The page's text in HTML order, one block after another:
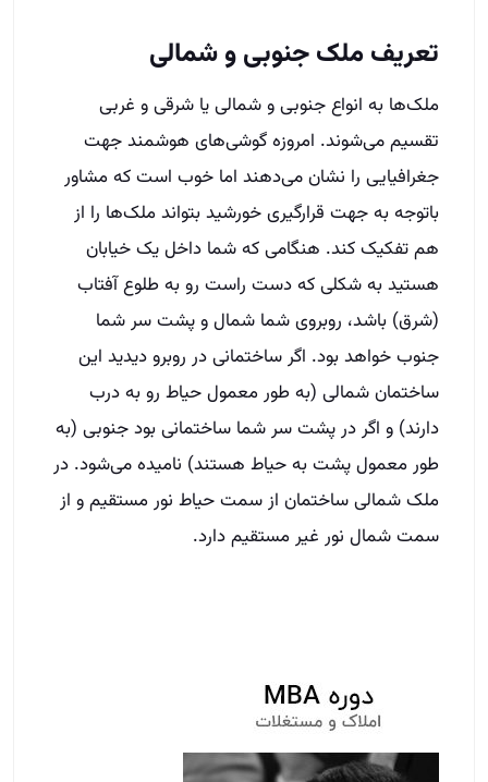
تعریف ملک جنوبی و شمالی
ملک‌ها به انواع جنوبی و شمالی یا شرقی و غربی
تقسیم می‌شوند. امروزه گوشی‌های هوشمند جهت
جغرافیایی را نشان می‌دهند اما خوب است که مشاور
باتوجه به جهت قرارگیری خورشید بتواند ملک‌ها را از
هم تفکیک کند. هنگامی که شما داخل یک خیابان
هستید به شکلی که دست راست رو به طلوع آفتاب
(شرق) باشد، روبروی شما شمال و پشت سر شما
جنوب خواهد بود. اگر ساختمانی در روبرو دیدید این
ساختمان شمالی (به طور معمول حیاط رو به درب
دارند) و اگر در پشت سر شما ساختمانی بود جنوبی (به
طور معمول پشت به حیاط هستند) نامیده می‌شود. در
ملک شمالی ساختمان از سمت حیاط نور مستقیم و از
سمت شمال نور غیر مستقیم دارد.